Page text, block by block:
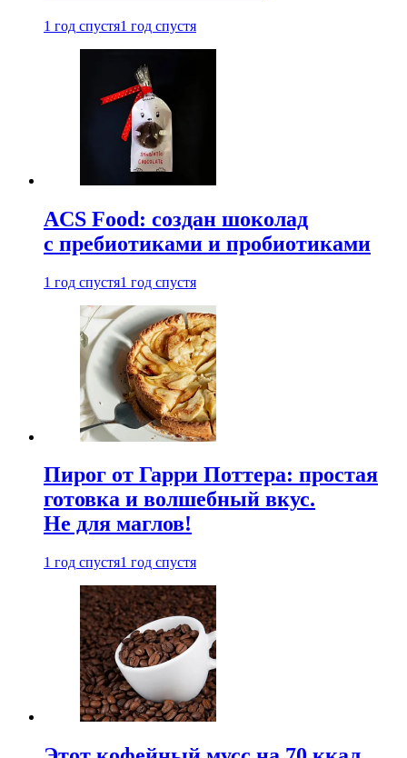
1 год спустя1 год спустя
ACS Food: создан шоколад
с пребиотиками и пробиотиками
1 год спустя1 год спустя
Пирог от Гарри Поттера: простая
готовка и волшебный вкус.
Не для маглов!
1 год спустя1 год спустя